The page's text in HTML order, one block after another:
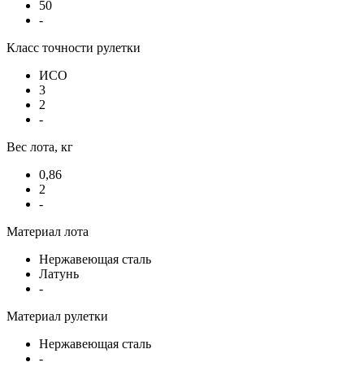
50
-
Класс точности рулетки
ИСО
3
2
-
Вес лота, кг
0,86
2
-
Материал лота
Нержавеющая сталь
Латунь
-
Материал рулетки
Нержавеющая сталь
-